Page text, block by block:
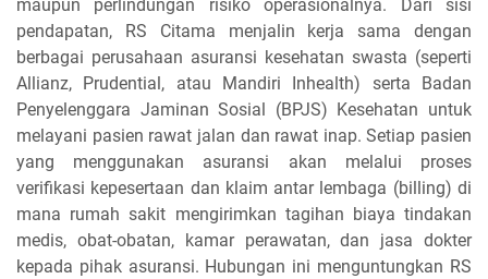
maupun perlindungan risiko operasionalnya. Dari sisi
pendapatan, RS Citama menjalin kerja sama dengan
berbagai perusahaan asuransi kesehatan swasta (seperti
Allianz, Prudential, atau Mandiri Inhealth) serta Badan
Penyelenggara Jaminan Sosial (BPJS) Kesehatan untuk
melayani pasien rawat jalan dan rawat inap. Setiap pasien
yang menggunakan asuransi akan melalui proses
verifikasi kepesertaan dan klaim antar lembaga (billing) di
mana rumah sakit mengirimkan tagihan biaya tindakan
medis, obat-obatan, kamar perawatan, dan jasa dokter
kepada pihak asuransi. Hubungan ini menguntungkan RS